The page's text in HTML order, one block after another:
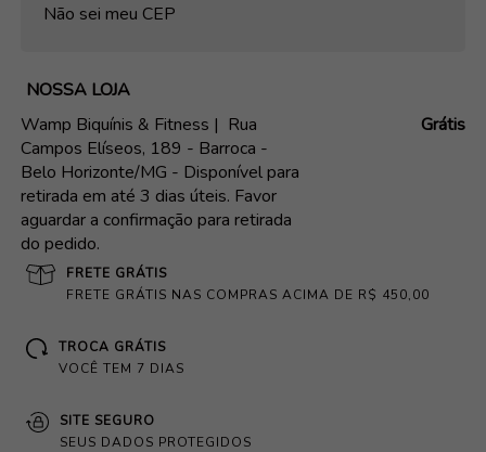
Não sei meu CEP
NOSSA LOJA
Wamp Biquínis & Fitness | Rua
Campos Elíseos, 189 - Barroca -
Belo Horizonte/MG - Disponível para
retirada em até 3 dias úteis. Favor
aguardar a confirmação para retirada
do pedido.
Grátis
FRETE GRÁTIS
FRETE GRÁTIS NAS COMPRAS ACIMA DE R$ 450,00
TROCA GRÁTIS
VOCÊ TEM 7 DIAS
SITE SEGURO
SEUS DADOS PROTEGIDOS